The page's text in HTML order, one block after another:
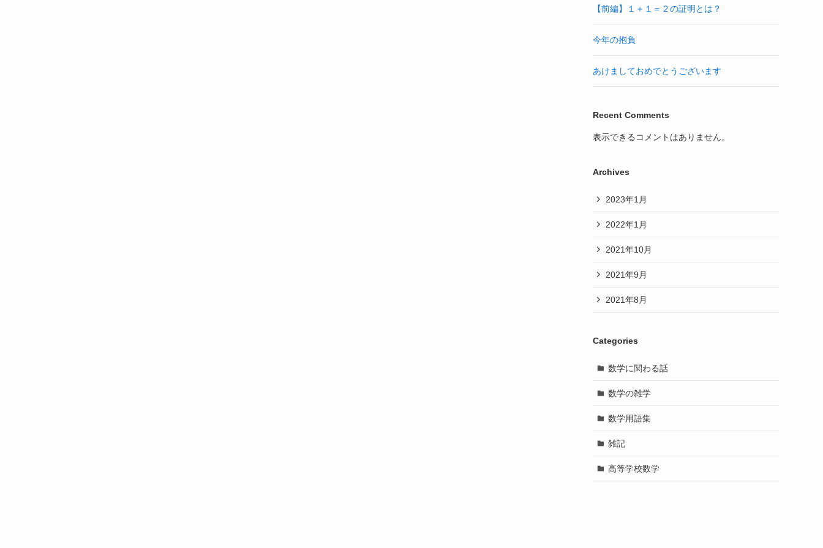
【前編】１＋１＝２の証明とは？
今年の抱負
あけましておめでとうございます
Recent Comments
表示できるコメントはありません。
Archives
2023年1月
2022年1月
2021年10月
2021年9月
2021年8月
Categories
数学に関わる話
数学の雑学
数学用語集
雑記
高等学校数学